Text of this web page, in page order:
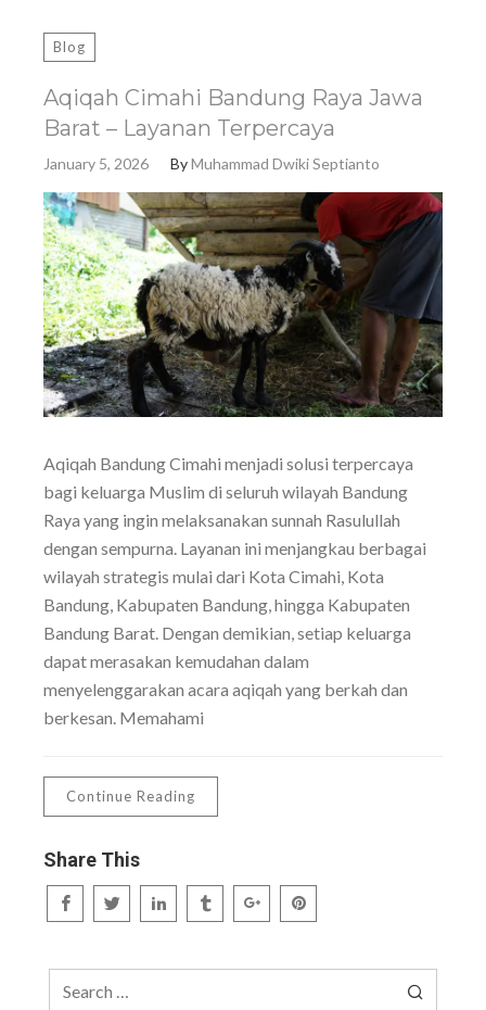
Blog
Aqiqah Cimahi Bandung Raya Jawa
Barat – Layanan Terpercaya
January 5, 2026 ByMuhammad Dwiki Septianto
Aqiqah Bandung Cimahi menjadi solusi terpercaya
bagi keluarga Muslim di seluruh wilayah Bandung
Raya yang ingin melaksanakan sunnah Rasulullah
dengan sempurna. Layanan ini menjangkau berbagai
wilayah strategis mulai dari Kota Cimahi, Kota
Bandung, Kabupaten Bandung, hingga Kabupaten
Bandung Barat. Dengan demikian, setiap keluarga
dapat merasakan kemudahan dalam
menyelenggarakan acara aqiqah yang berkah dan
berkesan. Memahami
Continue Reading
Share This